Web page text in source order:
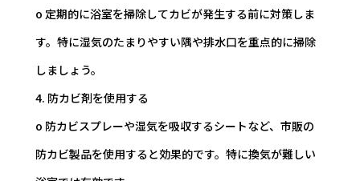
o 定期的に浴室を掃除してカビが発生する前に対策しま
す。特に湿気のたまりやすい隅や排水口を重点的に掃除
しましょう。
4. 防カビ剤を使用する
o 防カビスプレーや湿気を吸収するシートなど、市販の
防カビ製品を使用すると効果的です。特に換気が難しい